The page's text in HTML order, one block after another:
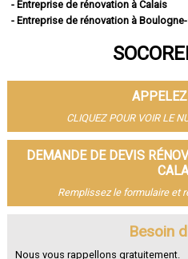
- Entreprise de rénovation à Calais
- Entreprise de rénovation à
- Entreprise de rénovation à Lens
- Entreprise de rénovation à Béthune
- Entreprise de rénovation à Hénin-
- Entreprise de rénovation à Bruay-la-
- Entreprise de rénovation à Avion
- Entreprise de rénovation à Carvin
- Entreprise de rénovation à Berck
- Entreprise de rénovation à Outreau
- Entreprise de rénovation à Méricourt
CLIQUEZ POUR VOIR LE
DEMANDE DE DEVIS
Remplissez le formulaire et
Besoin
Nous vous rappellons gratuitement.